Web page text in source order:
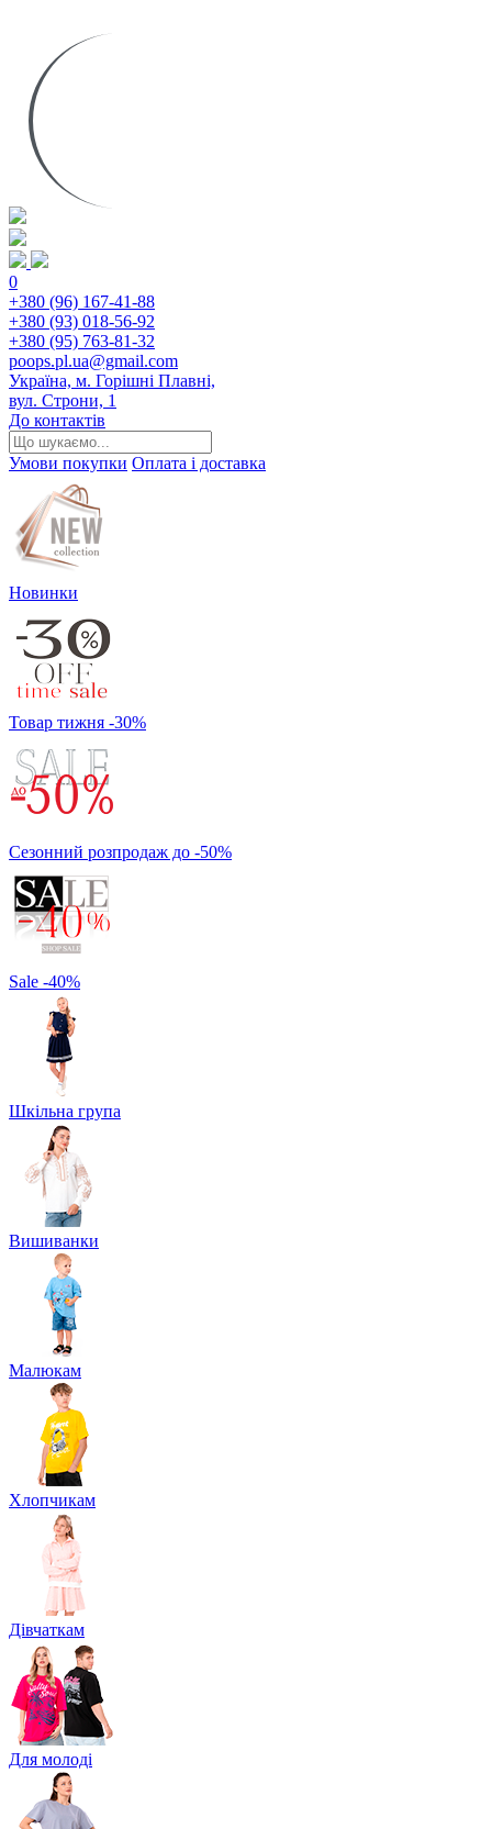
0
+380 (96) 167-41-88
+380 (93) 018-56-92
+380 (95) 763-81-32
poops.pl.ua@gmail.com
Україна, м. Горішні Плавні,
вул. Строни, 1
До контактів
Умови покупки Оплата і доставка
Новинки
Товар тижня -30%
Сезонний розпродаж до -50%
Sale -40%
Шкільна група
Вишиванки
Малюкам
Хлопчикам
Дівчаткам
Для молоді